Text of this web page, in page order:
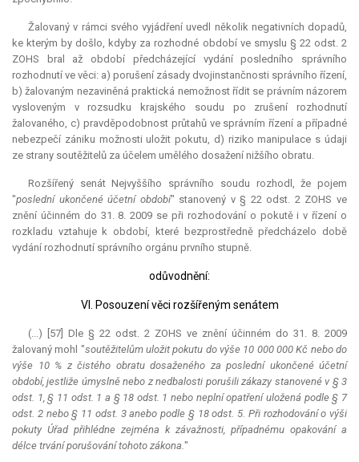
Žalovaný v rámci svého vyjádření uvedl několik negativních dopadů,
ke kterým by došlo, kdyby za rozhodné období ve smyslu § 22 odst. 2
ZOHS bral až období předcházející vydání posledního správního
rozhodnutí ve věci: a) porušení zásady dvojinstančnosti správního řízení,
b) žalovaným nezaviněná praktická nemožnost řídit se právním názorem
vysloveným v rozsudku krajského soudu po zrušení rozhodnutí
žalovaného, c) pravděpodobnost průtahů ve správním řízení a případné
nebezpečí zániku možnosti uložit pokutu, d) riziko manipulace s údaji
ze strany soutěžitelů za účelem umělého dosažení nižšího obratu.
Rozšířený senát Nejvyššího správního soudu rozhodl, že pojem
"poslední ukončené účetní období" stanovený v § 22 odst. 2 ZOHS ve
znění účinném do 31. 8. 2009 se při rozhodování o pokutě i v řízení o
rozkladu vztahuje k období, které bezprostředně předcházelo době
vydání rozhodnutí správního orgánu prvního stupně.
odůvodnění:
VI. Posouzení věci rozšířeným senátem
(...) [57] Dle § 22 odst. 2 ZOHS ve znění účinném do 31. 8. 2009
žalovaný mohl "soutěžitelům uložit pokutu do výše 10 000 000 Kč nebo do
výše 10 % z čistého obratu dosaženého za poslední ukončené účetní
období, jestliže úmyslně nebo z nedbalosti porušili zákazy stanovené v § 3
odst. 1, § 11 odst. 1 a § 18 odst. 1 nebo neplní opatření uložená podle § 7
odst. 2 nebo § 11 odst. 3 anebo podle § 18 odst. 5. Při rozhodování o výši
pokuty Úřad přihlédne zejména k závažnosti, případnému opakování a
délce trvání porušování tohoto zákona."